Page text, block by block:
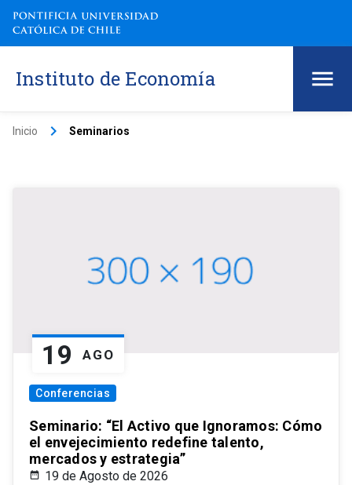
Instituto de Economía
Inicio keyboard_arrow_right Seminarios
19 AGO
Conferencias
Seminario: “El Activo que Ignoramos: Cómo
el envejecimiento redefine talento,
mercados y estrategia”
19 de Agosto de 2026